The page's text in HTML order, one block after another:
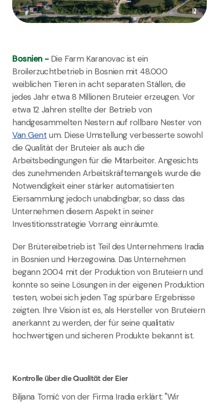
Bosnien -Die Farm Karanovac ist ein
Broilerzuchtbetrieb in Bosnien mit 48.000
weiblichen Tieren in acht separaten Ställen, die
jedes Jahr etwa 8 Millionen Bruteier erzeugen. Vor
etwa 12 Jahren stellte der Betrieb von
handgesammelten Nestern auf rollbare Nester von
Van Gent um. Diese Umstellung verbesserte sowohl
die Qualität der Bruteier als auch die
Arbeitsbedingungen für die Mitarbeiter. Angesichts
des zunehmenden Arbeitskräftemangels wurde die
Notwendigkeit einer stärker automatisierten
Eiersammlung jedoch unabdingbar, so dass das
Unternehmen diesem Aspekt in seiner
Investitionsstrategie Vorrang einräumte.
Der Brütereibetrieb ist Teil des Unternehmens Iradia
in Bosnien und Herzegowina. Das Unternehmen
begann 2004 mit der Produktion von Bruteiern und
konnte so seine Lösungen in der eigenen Produktion
testen, wobei sich jeden Tag spürbare Ergebnisse
zeigten. Ihre Vision ist es, als Hersteller von Bruteiern
anerkannt zu werden, der für seine qualitativ
hochwertigen und sicheren Produkte bekannt ist.
Kontrolle über die Qualität der Eier
Biljana Tomić von der Firma Iradia erklärt: "Wir